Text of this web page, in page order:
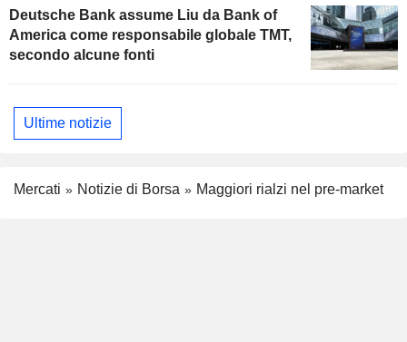
Deutsche Bank assume Liu da Bank of
America come responsabile globale TMT,
secondo alcune fonti
Ultime notizie
Mercati Notizie di Borsa Maggiori rialzi nel pre-market